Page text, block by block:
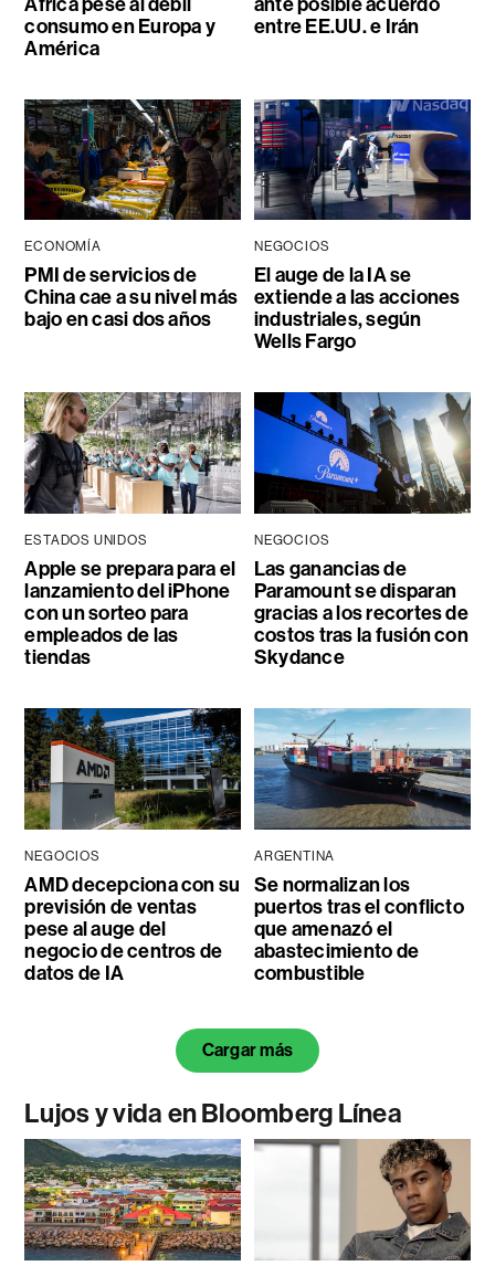
consumo en Europa y
América
entre EE.UU. e Irán
ECONOMÍA
PMI de servicios de
China cae a su nivel más
bajo en casi dos años
NEGOCIOS
El auge de la IA se
extiende a las acciones
industriales, según
Wells Fargo
ESTADOS UNIDOS
Apple se prepara para el
lanzamiento del iPhone
con un sorteo para
empleados de las
tiendas
NEGOCIOS
Las ganancias de
Paramount se disparan
gracias a los recortes de
costos tras la fusión con
Skydance
NEGOCIOS
AMD decepciona con su
previsión de ventas
pese al auge del
negocio de centros de
datos de IA
ARGENTINA
Se normalizan los
puertos tras el conflicto
que amenazó el
abastecimiento de
combustible
Cargar más
Lujos y vida en Bloomberg Línea